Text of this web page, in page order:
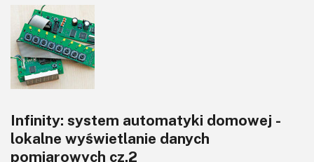
Infinity: system automatyki domowej -
lokalne wyświetlanie danych
pomiarowych cz.2